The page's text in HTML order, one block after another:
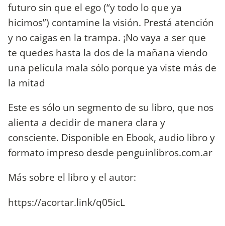
futuro sin que el ego (“y todo lo que ya
hicimos”) contamine la visión. Prestá atención
y no caigas en la trampa. ¡No vaya a ser que
te quedes hasta la dos de la mañana viendo
una película mala sólo porque ya viste más de
la mitad
Este es sólo un segmento de su libro, que nos
alienta a decidir de manera clara y
consciente. Disponible en Ebook, audio libro y
formato impreso desde penguinlibros.com.ar
Más sobre el libro y el autor:
https://acortar.link/q05icL